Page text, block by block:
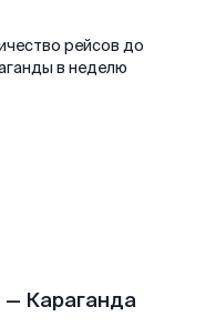
рейсов до
в неделю
Караганда